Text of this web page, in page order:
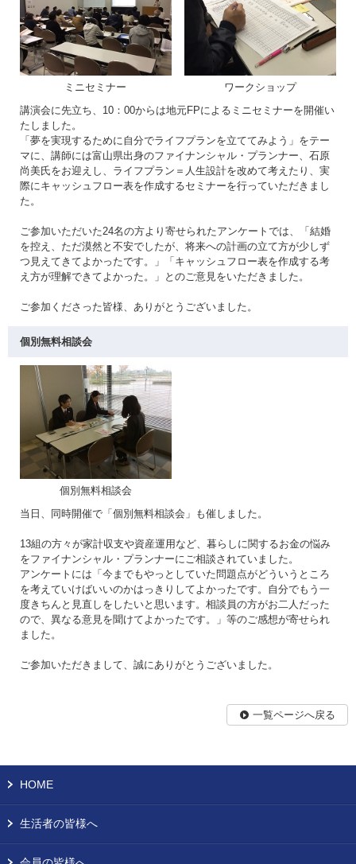
ミニセミナー
ワークショップ
講演会に先立ち、10：00からは地元FPによるミニセミナーを開催い
たしました。
「夢を実現するために自分でライフプランを立ててみよう」をテー
マに、講師には富山県出身のファイナンシャル・プランナー、石原
尚美氏をお迎えし、ライフプラン＝人生設計を改めて考えたり、実
際にキャッシュフロー表を作成するセミナーを行っていただきまし
た。
ご参加いただいた24名の方より寄せられたアンケートでは、「結婚
を控え、ただ漠然と不安でしたが、将来への計画の立て方が少しず
つ見えてきてよかったです。」「キャッシュフロー表を作成する考
え方が理解できてよかった。」とのご意見をいただきました。
ご参加くださった皆様、ありがとうございました。
個別無料相談会
個別無料相談会
当日、同時開催で「個別無料相談会」も催しました。
13組の方々が家計収支や資産運用など、暮らしに関するお金の悩み
をファイナンシャル・プランナーにご相談されていました。
アンケートには「今までもやっとしていた問題点がどういうところ
を考えていけばいいのかはっきりしてよかったです。自分でもう一
度きちんと見直しをしたいと思います。相談員の方がお二人だった
ので、異なる意見を聞けてよかったです。」等のご感想が寄せられ
ました。
ご参加いただきまして、誠にありがとうございました。
一覧ページへ戻る
HOME
生活者の皆様へ